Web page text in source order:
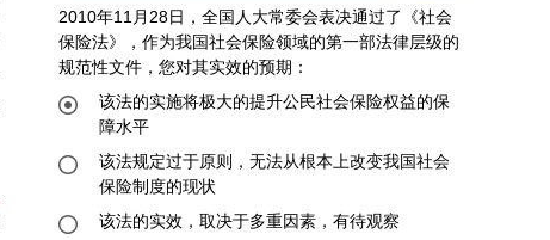
2010年11月28日，全国人大常委会表决通过了《社会
保险法》，作为我国社会保险领域的第一部法律层级的
规范性文件，您对其实效的预期：
该法的实施将极大的提升公民社会保险权益的保
障水平
该法规定过于原则，无法从根本上改变我国社会
保险制度的现状
该法的实效，取决于多重因素，有待观察